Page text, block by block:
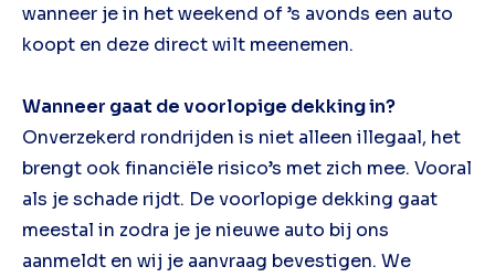
wanneer je in het weekend of ’s avonds een auto
koopt en deze direct wilt meenemen.
Wanneer gaat de voorlopige dekking in?
Onverzekerd rondrijden is niet alleen illegaal, het
brengt ook financiële risico’s met zich mee. Vooral
als je schade rijdt. De voorlopige dekking gaat
meestal in zodra je je nieuwe auto bij ons
aanmeldt en wij je aanvraag bevestigen. We